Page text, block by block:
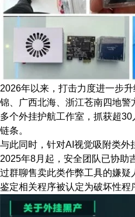
2026年以来，打击力度进一步
锦、广西北海、浙江苍南四地
多个外挂护航工作室，抓获超
链条。
与此同时，针对AI视觉吸附类
2025年8月起，安全团队已协助
过群聊售卖此类作弊工具的嫌
鉴定相关程序被认定为破坏性程